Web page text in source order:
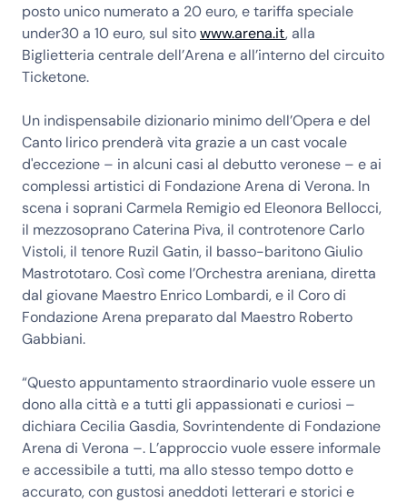
posto unico numerato a 20 euro, e tariffa speciale
under30 a 10 euro, sul sitowww.arena.it, alla
Biglietteria centrale dell’Arena e all’interno del circuito
Ticketone.
Un indispensabile dizionario minimo dell’Opera e del
Canto lirico prenderà vita grazie a un cast vocale
d'eccezione – in alcuni casi al debutto veronese – e ai
complessi artistici di Fondazione Arena di Verona. In
scena i soprani Carmela Remigio ed Eleonora Bellocci,
il mezzosoprano Caterina Piva, il controtenore Carlo
Vistoli, il tenore Ruzil Gatin, il basso-baritono Giulio
Mastrototaro. Così come l’Orchestra areniana, diretta
dal giovane Maestro Enrico Lombardi, e il Coro di
Fondazione Arena preparato dal Maestro Roberto
Gabbiani.
“Questo appuntamento straordinario vuole essere un
dono alla città e a tutti gli appassionati e curiosi –
dichiara Cecilia Gasdia, Sovrintendente di Fondazione
Arena di Verona –. L’approccio vuole essere informale
e accessibile a tutti, ma allo stesso tempo dotto e
accurato, con gustosi aneddoti letterari e storici e